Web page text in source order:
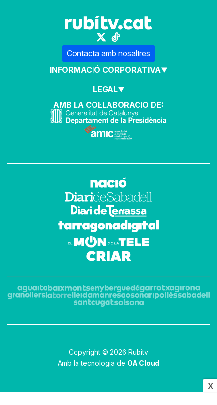
X
Contacta amb nosaltres
INFORMACIÓ CORPORATIVA
LEGAL
AMB LA COL·LABORACIÓ DE:
Copyright © 2026 Rubitv
Amb la tecnologia de OA Cloud